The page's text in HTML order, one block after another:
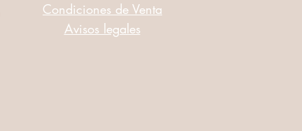
Condiciones de Venta
Avisos legales